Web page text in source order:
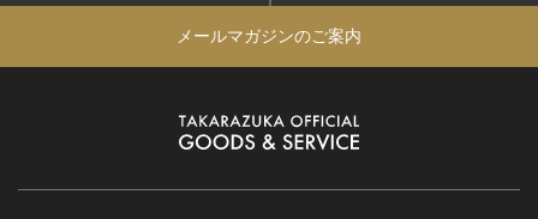
メールマガジンのご案内